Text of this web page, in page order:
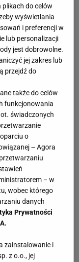
do celów
wyświetlania
i preferencji w
lub personalizacji
jest dobrowolne.
jej zakres lub
przejdź do
także do celów
funkcjonowania
świadczonych
o
– Agora
– w
wobec którego
danych
Prywatności
zainstalowanie i
z o.o., jej